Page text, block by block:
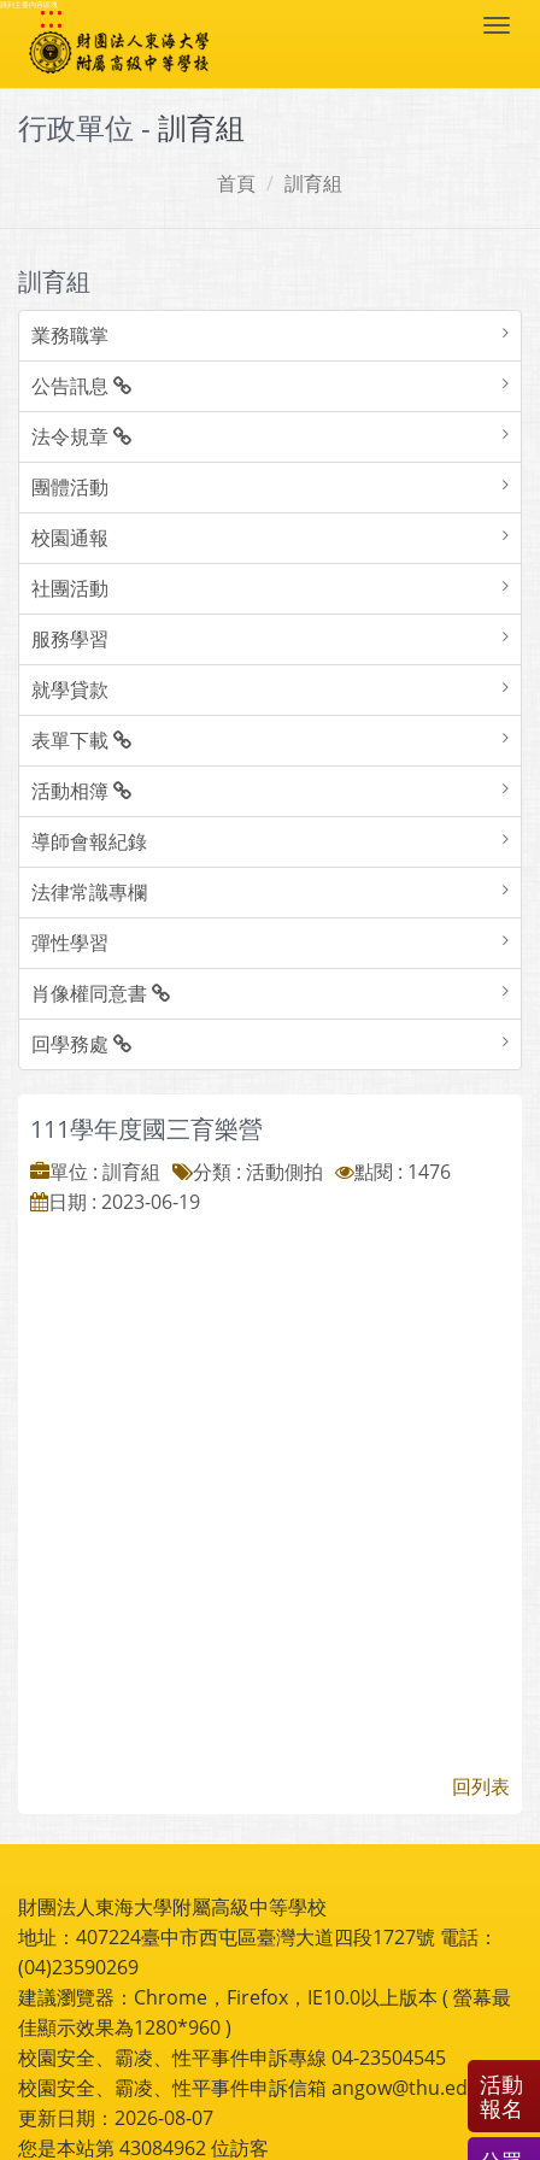
跳到主要內容區塊
:::
行政單位 - 訓育組
首頁 訓育組
訓育組
業務職掌
公告訊息
法令規章
團體活動
校園通報
社團活動
服務學習
就學貸款
表單下載
活動相簿
導師會報紀錄
法律常識專欄
彈性學習
肖像權同意書
回學務處
111學年度國三育樂營
單位 : 訓育組 分類 : 活動側拍
點閱 : 1476
日期 : 2023-06-19
回列表
財團法人東海大學附屬高級中等學校
地址：407224臺中市西屯區臺灣大道四段1727號 電話：
(04)23590269
建議瀏覽器：Chrome，Firefox，IE10.0以上版本 ( 螢幕最
佳顯示效果為1280*960 )
校園安全、霸凌、性平事件申訴專線 04-23504545
校園安全、霸凌、性平事件申訴信箱 angow@thu.edu.tw
更新日期：2026-08-07
您是本站第43084962位訪客
活動
報名